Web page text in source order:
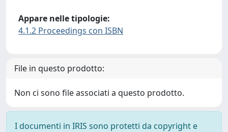
Appare nelle tipologie:
4.1.2 Proceedings con ISBN
File in questo prodotto:
Non ci sono file associati a questo prodotto.
I documenti in IRIS sono protetti da copyright e